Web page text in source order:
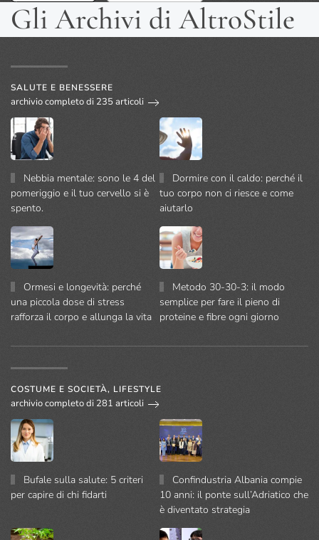
Gli Archivi di AltroStile
SALUTE E BENESSERE
archivio completo di 235 articoli
Nebbia mentale: sono le 4 del
pomeriggio e il tuo cervello si è
spento.
Dormire con il caldo: perché il
tuo corpo non ci riesce e come
aiutarlo
Ormesi e longevità: perché
una piccola dose di stress
rafforza il corpo e allunga la vita
Metodo 30-30-3: il modo
semplice per fare il pieno di
proteine e fibre ogni giorno
COSTUME E SOCIETÀ, LIFESTYLE
archivio completo di 281 articoli
Bufale sulla salute: 5 criteri
per capire di chi fidarti
Confindustria Albania compie
10 anni: il ponte sull’Adriatico che
è diventato strategia